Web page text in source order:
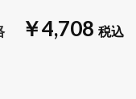
￥4,708